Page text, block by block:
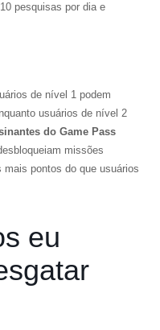
pesquisas por dia e
de nível 1 podem
usuários de nível 2
do Game Pass
missões
pontos do que usuários
eu